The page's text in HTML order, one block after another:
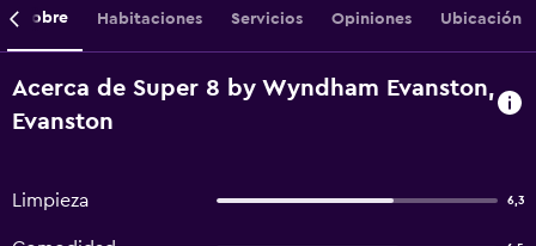
Sobre Habitaciones Servicios Opiniones Ubicación
Acerca de Super 8 by Wyndham Evanston,
Evanston
Limpieza 6,3